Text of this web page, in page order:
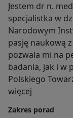
Jestem dr n.
specjalistka w
Narodowym
pasję naukową
pozwala mi na
badania, jak i w
Polskiego
uczestniczę w
więcej
Zakres porad